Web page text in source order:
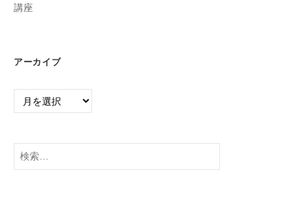
講座
アーカイブ
ア
ブ
検